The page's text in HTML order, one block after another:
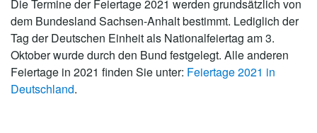
Die Termine der Feiertage 2021 werden grundsätzlich von
dem Bundesland Sachsen-Anhalt bestimmt. Lediglich der
Tag der Deutschen Einheit als Nationalfeiertag am 3.
Oktober wurde durch den Bund festgelegt. Alle anderen
Feiertage in 2021 finden Sie unter: Feiertage 2021 in
Deutschland.